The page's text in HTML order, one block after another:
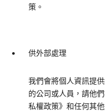
策。
供外部處理
我們會將個人資訊提
的公司或人員，請他
私權政策》和任何其